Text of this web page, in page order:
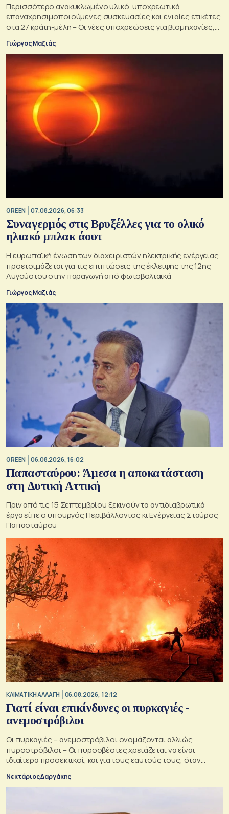
Περισσότερο ανακυκλωμένο υλικό, υποχρεωτικά
επαναχρησιμοποιούμενες συσκευασίες και ενιαίες ετικέτες
στα 27 κράτη-μέλη – Οι νέες υποχρεώσεις για βιομηχανίες,
σούπερ μάρκετ, εστιατόρια και καταναλωτές
Γιώργος Μαζιάς
GREEN 07.08.2026, 06:33
Συναγερμός στις Βρυξέλλες για το ολικό
ηλιακό μπλακ άουτ
Η ευρωπαϊκή ένωση των διαχειριστών ηλεκτρικής ενέργειας
προετοιμάζεται για τις επιπτώσεις της έκλειψης της 12ης
Αυγούστου στην παραγωγή από φωτοβολταϊκά
Γιώργος Μαζιάς
GREEN 06.08.2026, 16:02
Παπασταύρου: Άμεσα η αποκατάσταση
στη Δυτική Αττική
Πριν από τις 15 Σεπτεμβρίου ξεκινούν τα αντιδιαβρωτικά
έργα είπε ο υπουργός Περιβάλλοντος κι Ενέργειας Σταύρος
Παπασταύρου
ΚΛΙΜΑΤΙΚΗ ΑΛΛΑΓΗ 06.08.2026, 12:12
Γιατί είναι επικίνδυνες οι πυρκαγιές -
ανεμοστρόβιλοι
Οι πυρκαγιές – ανεμοστρόβιλοι ονομάζονται αλλιώς
πυροστρόβιλοι – Οι πυροσβέστες χρειάζεται να είναι
ιδιαίτερα προσεκτικοί, και για τους εαυτούς τους, όταν
Νεκτάριος Δαργάκης